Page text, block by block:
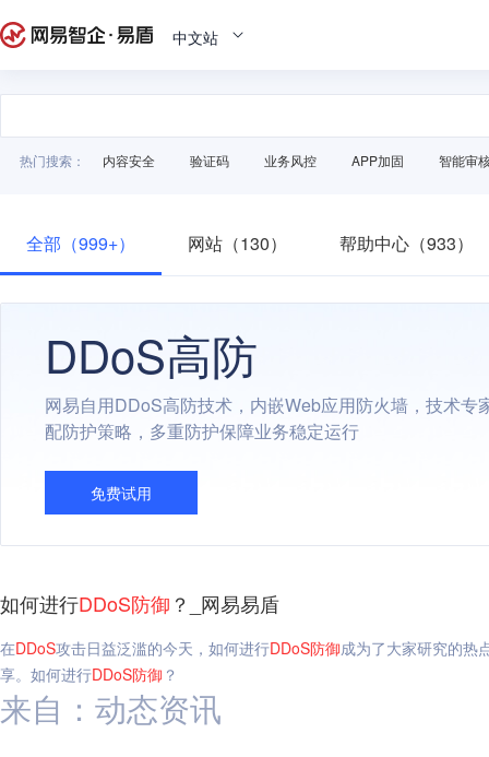
中文站
热门搜索： 内容安全 验证码 业务风控 APP加固 智能审
全部（999+） 网站（130） 帮助中心（933）
DDoS高防
网易自用DDoS高防技术，内嵌Web应用防火墙，技术专
配防护策略，多重防护保障业务稳定运行
免费试用
如何进行DDoS防御 ？_网易易盾
在DDoS攻击日益泛滥的今天，如何进行DDoS防御成为了大家研究的热
享。如何进行DDoS防御 ？
来自：动态资讯